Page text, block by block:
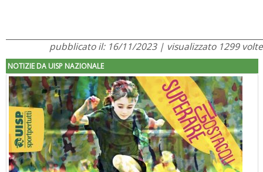
pubblicato il: 16/11/2023 | visualizzato 1299 volte
NOTIZIE DA UISP NAZIONALE